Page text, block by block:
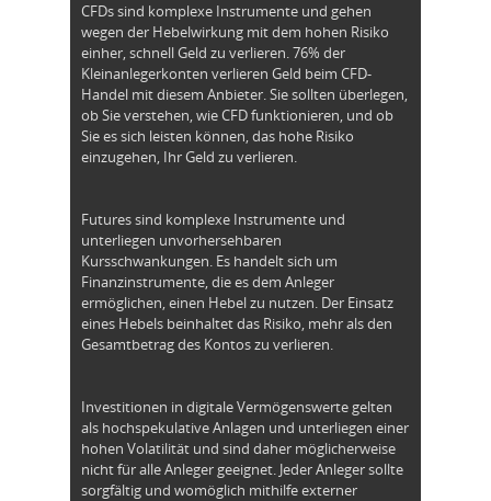
CFDs sind komplexe Instrumente und gehen
wegen der Hebelwirkung mit dem hohen Risiko
einher, schnell Geld zu verlieren. 76% der
Kleinanlegerkonten verlieren Geld beim CFD-
Handel mit diesem Anbieter. Sie sollten überlegen,
ob Sie verstehen, wie CFD funktionieren, und ob
Sie es sich leisten können, das hohe Risiko
einzugehen, Ihr Geld zu verlieren.
Futures sind komplexe Instrumente und
unterliegen unvorhersehbaren
Kursschwankungen. Es handelt sich um
Finanzinstrumente, die es dem Anleger
ermöglichen, einen Hebel zu nutzen. Der Einsatz
eines Hebels beinhaltet das Risiko, mehr als den
Gesamtbetrag des Kontos zu verlieren.
Investitionen in digitale Vermögenswerte gelten
als hochspekulative Anlagen und unterliegen einer
hohen Volatilität und sind daher möglicherweise
nicht für alle Anleger geeignet. Jeder Anleger sollte
sorgfältig und womöglich mithilfe externer